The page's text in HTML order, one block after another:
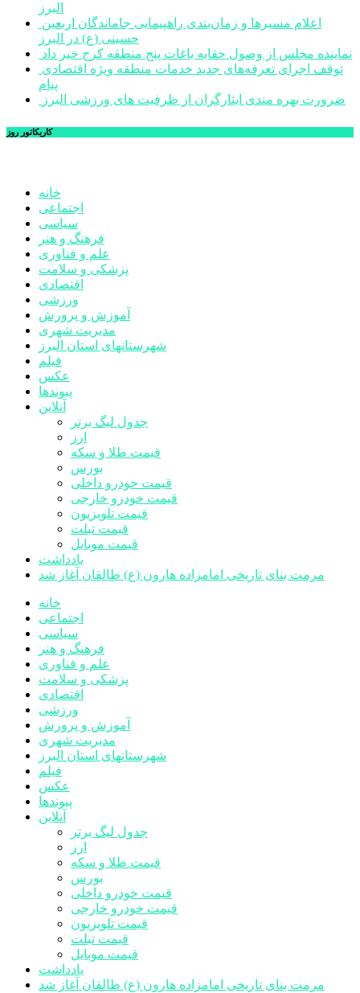
البرز
حسینی (ع) در البرز
نماینده مجلس از وصول حقابه باغات پنج منطقه کرج خبر داد
پیام
ضرورت بهره مندی ایثارگران از ظرفیت های ورزشی البرز
کاریکاتور روز
خانه
اجتماعی
سیاسی
فرهنگ و هنر
علم و فناوری
پزشکی و سلامت
اقتصادی
ورزشی
آموزش و پرورش
مدیریت شهری
شهرستانهای استان البرز
فیلم
عکس
پیوندها
آنلاین
جدول لیگ برتر
ارز
قیمت طلا و سکه
بورس
قیمت خودرو داخلی
قیمت خودرو خارجی
قیمت تلویزیون
قیمت تبلت
قیمت موبایل
یادداشت
مرمت بنای تاریخی امامزاده هارون (ع) طالقان آغاز شد
خانه
اجتماعی
سیاسی
فرهنگ و هنر
علم و فناوری
پزشکی و سلامت
اقتصادی
ورزشی
آموزش و پرورش
مدیریت شهری
شهرستانهای استان البرز
فیلم
عکس
پیوندها
آنلاین
جدول لیگ برتر
ارز
قیمت طلا و سکه
بورس
قیمت خودرو داخلی
قیمت خودرو خارجی
قیمت تلویزیون
قیمت تبلت
قیمت موبایل
یادداشت
مرمت بنای تاریخی امامزاده هارون (ع) طالقان آغاز شد